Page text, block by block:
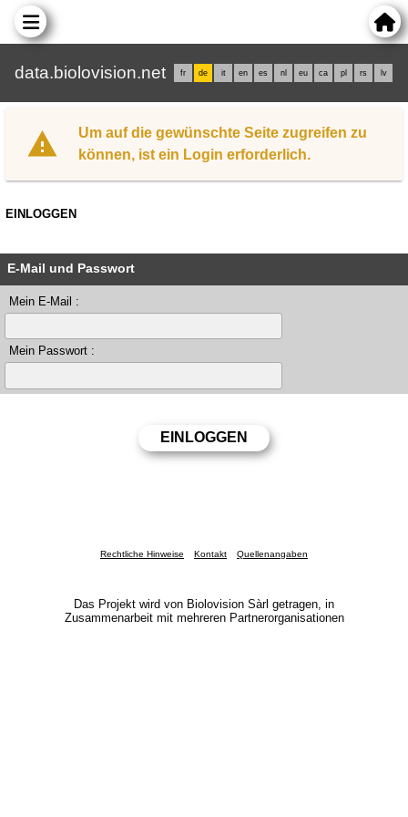
data.biolovision.net fr de it en es nl eu ca pl rs lv
Um auf die gewünschte Seite zugreifen zu
können, ist ein Login erforderlich.
EINLOGGEN
E-Mail und Passwort
Mein E-Mail :
Mein Passwort :
Rechtliche Hinweise Kontakt Quellenangaben
Das Projekt wird von Biolovision Sàrl getragen, in
Zusammenarbeit mit mehreren Partnerorganisationen